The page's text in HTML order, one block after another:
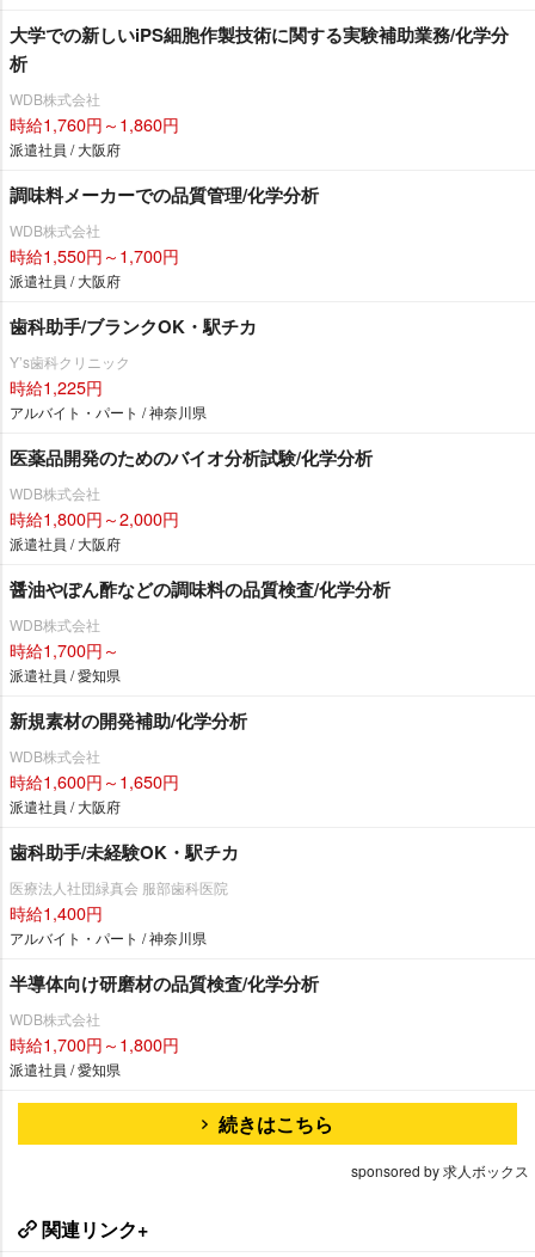
大学での新しいiPS細胞作製技術に関する実験補助業務/化学分
析
WDB株式会社
時給1,760円～1,860円
派遣社員 / 大阪府
調味料メーカーでの品質管理/化学分析
WDB株式会社
時給1,550円～1,700円
派遣社員 / 大阪府
歯科助手/ブランクOK・駅チカ
Y’s歯科クリニック
時給1,225円
アルバイト・パート / 神奈川県
医薬品開発のためのバイオ分析試験/化学分析
WDB株式会社
時給1,800円～2,000円
派遣社員 / 大阪府
醤油やぽん酢などの調味料の品質検査/化学分析
WDB株式会社
時給1,700円～
派遣社員 / 愛知県
新規素材の開発補助/化学分析
WDB株式会社
時給1,600円～1,650円
派遣社員 / 大阪府
歯科助手/未経験OK・駅チカ
医療法人社団緑真会 服部歯科医院
時給1,400円
アルバイト・パート / 神奈川県
半導体向け研磨材の品質検査/化学分析
WDB株式会社
時給1,700円～1,800円
派遣社員 / 愛知県
続きはこちら
sponsored by 求人ボックス
関連リンク+